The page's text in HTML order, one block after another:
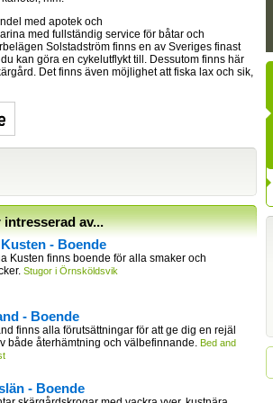
med apotek och
med fullständig service för båtar och
Solstadström finns en av Sveriges finast
kan göra en cykelutflykt till. Dessutom finns här
Det finns även möjlighet att fiska lax och sik,
av...
- Boende
Kusten finns boende för alla smaker och
Stugor i Örnsköldsvik
- Boende
finns alla förutsättningar för att ge dig en rejäl
både återhämtning och välbefinnande. Bed and
- Boende